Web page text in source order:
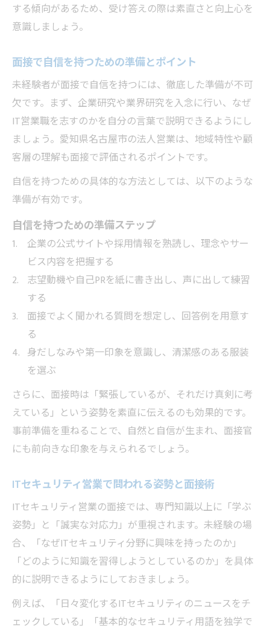
する傾向があるため、受け答えの際は素直さと向上心を
意識しましょう。
面接で自信を持つための準備とポイント
未経験者が面接で自信を持つには、徹底した準備が不可
欠です。まず、企業研究や業界研究を入念に行い、なぜ
IT営業職を志すのかを自分の言葉で説明できるようにし
ましょう。愛知県名古屋市の法人営業は、地域特性や顧
客層の理解も面接で評価されるポイントです。
自信を持つための具体的な方法としては、以下のような
準備が有効です。
自信を持つための準備ステップ
企業の公式サイトや採用情報を熟読し、理念やサー
ビス内容を把握する
志望動機や自己PRを紙に書き出し、声に出して練習
する
面接でよく聞かれる質問を想定し、回答例を用意す
る
身だしなみや第一印象を意識し、清潔感のある服装
を選ぶ
さらに、面接時は「緊張しているが、それだけ真剣に考
えている」という姿勢を素直に伝えるのも効果的です。
事前準備を重ねることで、自然と自信が生まれ、面接官
にも前向きな印象を与えられるでしょう。
ITセキュリティ営業で問われる姿勢と面接術
ITセキュリティ営業の面接では、専門知識以上に「学ぶ
姿勢」と「誠実な対応力」が重視されます。未経験の場
合、「なぜITセキュリティ分野に興味を持ったのか」
「どのように知識を習得しようとしているのか」を具体
的に説明できるようにしておきましょう。
例えば、「日々変化するITセキュリティのニュースをチ
ェックしている」「基本的なセキュリティ用語を独学で